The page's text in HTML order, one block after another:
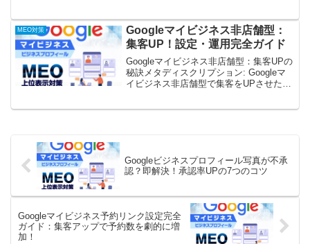
な順位上昇を実現。費用対効果も考慮し
た賢い外注方法を...
MEO対策
Googleマイビジネス非店舗型：
集客UP！設定・運用完全ガイド
Googleマイビジネス非店舗型：集客UPの
秘訣メタディスクリプション: Googleマ
イビジネス非店舗型で集客をUPさせたい
Googleビジネスプロフィール写真が不承
認？即解決！承認率UPの7つのコツ
Googleマイビジネス予約リンク設定完全
ガイド：集客アップで予約数を劇的に増
加！